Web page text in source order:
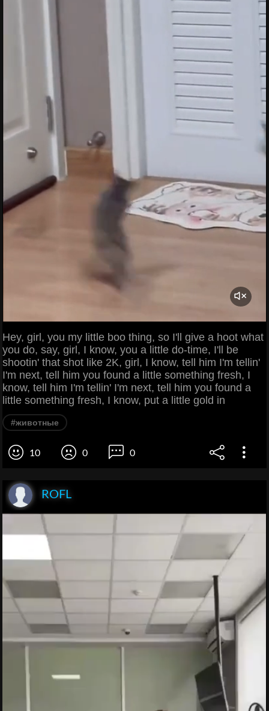
Hey, girl, you my little boo thing, so I'll give a hoot what
you do, say, girl, I know, you a little do-time, I'll be
shootin' that shot like 2K, girl, I know, tell him I'm tellin'
I'm next, tell him you found a little something fresh, I
know, tell him I'm tellin' I'm next, tell him you found a
little something fresh, I know, put a little gold in
#животные
10 0 0
ROFL